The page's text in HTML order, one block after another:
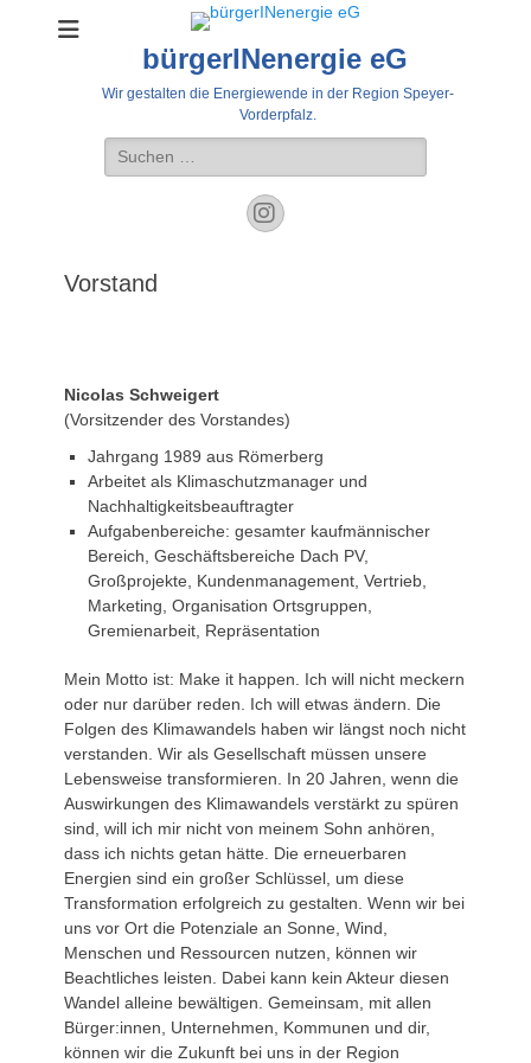
bürgerINenergie eG
Wir gestalten die Energiewende in der Region Speyer-
Vorderpfalz.
Suche
nach:
Instagram
Vorstand
Nicolas Schweigert
(Vorsitzender des Vorstandes)
Jahrgang 1989 aus Römerberg
Arbeitet als Klimaschutzmanager und
Nachhaltigkeitsbeauftragter
Aufgabenbereiche: gesamter kaufmännischer
Bereich, Geschäftsbereiche Dach PV,
Großprojekte, Kundenmanagement, Vertrieb,
Marketing, Organisation Ortsgruppen,
Gremienarbeit, Repräsentation
Mein Motto ist: Make it happen. Ich will nicht meckern
oder nur darüber reden. Ich will etwas ändern. Die
Folgen des Klimawandels haben wir längst noch nicht
verstanden. Wir als Gesellschaft müssen unsere
Lebensweise transformieren. In 20 Jahren, wenn die
Auswirkungen des Klimawandels verstärkt zu spüren
sind, will ich mir nicht von meinem Sohn anhören,
dass ich nichts getan hätte. Die erneuerbaren
Energien sind ein großer Schlüssel, um diese
Transformation erfolgreich zu gestalten. Wenn wir bei
uns vor Ort die Potenziale an Sonne, Wind,
Menschen und Ressourcen nutzen, können wir
Beachtliches leisten. Dabei kann kein Akteur diesen
Wandel alleine bewältigen. Gemeinsam, mit allen
Bürger:innen, Unternehmen, Kommunen und dir,
können wir die Zukunft bei uns in der Region